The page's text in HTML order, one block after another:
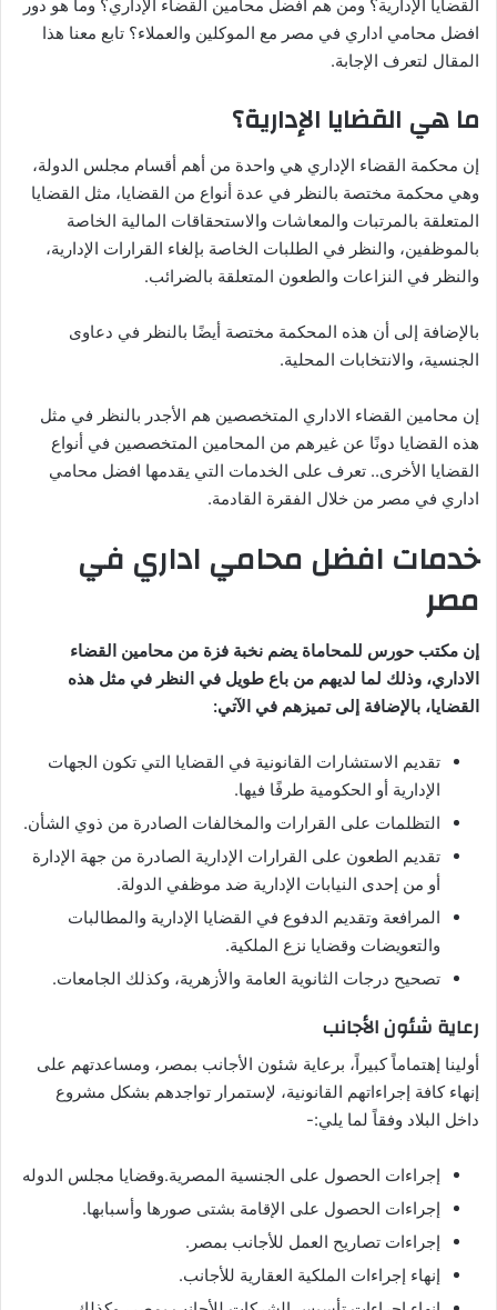
القضايا الإدارية؟ ومن هم أفضل محامين القضاء الإداري؟ وما هو دور
افضل محامي اداري في مصر مع الموكلين والعملاء؟ تابع معنا هذا
المقال لتعرف الإجابة.
ما هي القضايا الإدارية؟
إن محكمة القضاء الإداري هي واحدة من أهم أقسام مجلس الدولة،
وهي محكمة مختصة بالنظر في عدة أنواع من القضايا، مثل القضايا
المتعلقة بالمرتبات والمعاشات والاستحقاقات المالية الخاصة
بالموظفين، والنظر في الطلبات الخاصة بإلغاء القرارات الإدارية،
والنظر في النزاعات والطعون المتعلقة بالضرائب.
بالإضافة إلى أن هذه المحكمة مختصة أيضًا بالنظر في دعاوى
الجنسية، والانتخابات المحلية.
إن محامين القضاء الاداري المتخصصين هم الأجدر بالنظر في مثل
هذه القضايا دونًا عن غيرهم من المحامين المتخصصين في أنواع
القضايا الأخرى.. تعرف على الخدمات التي يقدمها افضل محامي
اداري في مصر من خلال الفقرة القادمة.
خدمات افضل محامي اداري في
مصر
إن مكتب حورس للمحاماة يضم نخبة فزة من محامين القضاء
الاداري، وذلك لما لديهم من باع طويل في النظر في مثل هذه
القضايا، بالإضافة إلى تميزهم في الآتي:
تقديم الاستشارات القانونية في القضايا التي تكون الجهات
الإدارية أو الحكومية طرفًا فيها.
التظلمات على القرارات والمخالفات الصادرة من ذوي الشأن.
تقديم الطعون على القرارات الإدارية الصادرة من جهة الإدارة
أو من إحدى النيابات الإدارية ضد موظفي الدولة.
المرافعة وتقديم الدفوع في القضايا الإدارية والمطالبات
والتعويضات وقضايا نزع الملكية.
تصحيح درجات الثانوية العامة والأزهرية، وكذلك الجامعات.
رعاية شئون الأجانب
أولينا إهتماماً كبيراً، برعاية شئون الأجانب بمصر، ومساعدتهم على
إنهاء كافة إجراءاتهم القانونية، لإستمرار تواجدهم بشكل مشروع
داخل البلاد وفقاً لما يلي:-
إجراءات الحصول على الجنسية المصرية.وقضايا مجلس الدوله
إجراءات الحصول على الإقامة بشتى صورها وأسبابها.
إجراءات تصاريح العمل للأجانب بمصر.
إنهاء إجراءات الملكية العقارية للأجانب.